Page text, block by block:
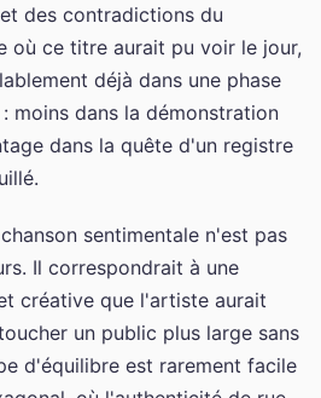
des contradictions du
où ce titre aurait pu voir le jour,
déjà dans une phase
moins dans la démonstration
dans la quête d'un registre
sentimentale n'est pas
Il correspondrait à une
créative que l'artiste aurait
un public plus large sans
d'équilibre est rarement facile